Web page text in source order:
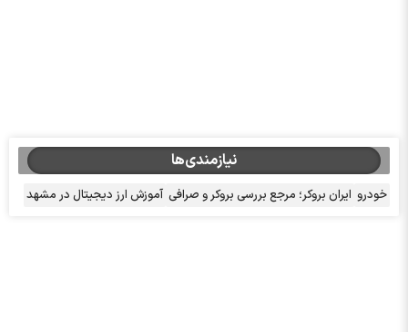
نیازمندی‌ها
خودرو ایران بروکر؛ مرجع بررسی بروکر و صرافی آموزش ارز دیجیتال در مشهد